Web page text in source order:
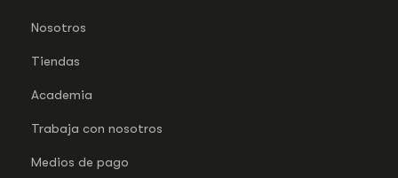
Nosotros
Tiendas
Academia
Trabaja con nosotros
Medios de pago